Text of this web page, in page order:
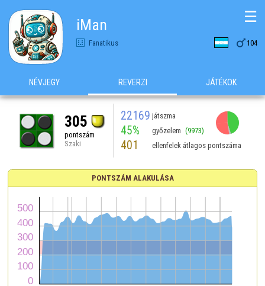
iMan
Fanatikus 104
☰
NÉVJEGY REVERZI JÁTÉKOK
305
pontszám
Szaki
22169 játszma
45% győzelem (9973)
401 ellenfelek átlagos pontszáma
PONTSZÁM ALAKULÁSA